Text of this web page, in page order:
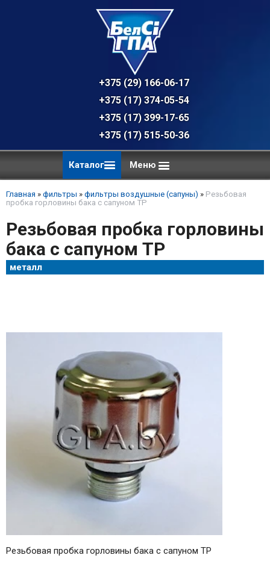
+375 (29) 166-06-17 - техническая
+375 (17) 374-05-54 - общий отдел,
+375 (17) 399-17-65
+375 (17) 515-50-36
Каталог Меню
Главная » фильтры » фильтры воздушные (сапуны) » Резьбовая
пробка горловины бака с сапуном TP
Резьбовая пробка горловины
бака с сапуном TP
металл
Резьбовая пробка горловины бака с сапуном TP